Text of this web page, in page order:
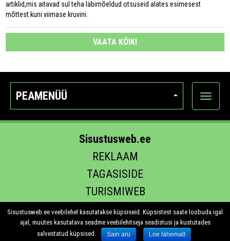
artiklid,mis aitavad sul teha läbimõeldud otsuseid alates esimesest
mõttest kuni viimase kruvini.
VAATA KÕIKI
PEAMENÜÜ
Ava
Sisustusweb.ee
REKLAAM
TAGASISIDE
TURISMIWEB
EHITUS.EE
Sisustusweb.ee veebilehel kasutatakse küpsiseid. Küpsistest saate loobuda igal
ajal, muutes kasutatava seadme veebilehitseja seadistusi ja kustutades
salvestatud küpsised.
Sain aru Loe lähemalt